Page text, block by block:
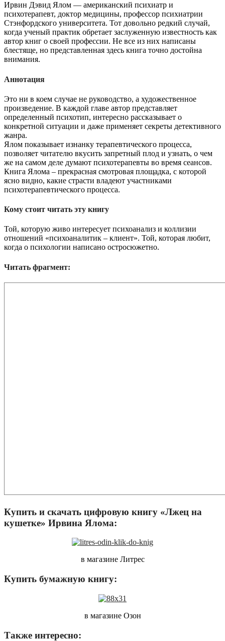
Ирвин Дэвид Ялом — американский психиатр и
психотерапевт, доктор медицины, профессор психиатрии
Стэнфордского университета. Тот довольно редкий случай,
когда ученый практик обретает заслуженную известность как
автор книг о своей профессии. Не все из них написаны
блестяще, но представленная здесь книга точно достойна
внимания.
Аннотация
Это ни в коем случае не руководство, а художественное
произведение. В каждой главе автор представляет
определенный психотип, интересно рассказывает о
конкретной ситуации и даже применяет секреты детективного
жанра.
Ялом показывает изнанку терапевтического процесса,
позволяет читателю вкусить запретный плод и узнать, о чем
же на самом деле думают психотерапевты во время сеансов.
Книга Ялома – прекрасная смотровая площадка, с которой
ясно видно, какие страсти владеют участниками
психотерапевтического процесса.
Кому стоит читать эту книгу
Той, которую живо интересует психоанализ и коллизии
отношений «психоаналитик – клиент». Той, которая любит,
когда о психологии написано остросюжетно.
Читать фрагмент:
Купить и скачать цифровую книгу «Лжец на
кушетке» Ирвина Ялома:
в магазине Литрес
Купить бумажную книгу:
в магазине Озон
Также интересно: